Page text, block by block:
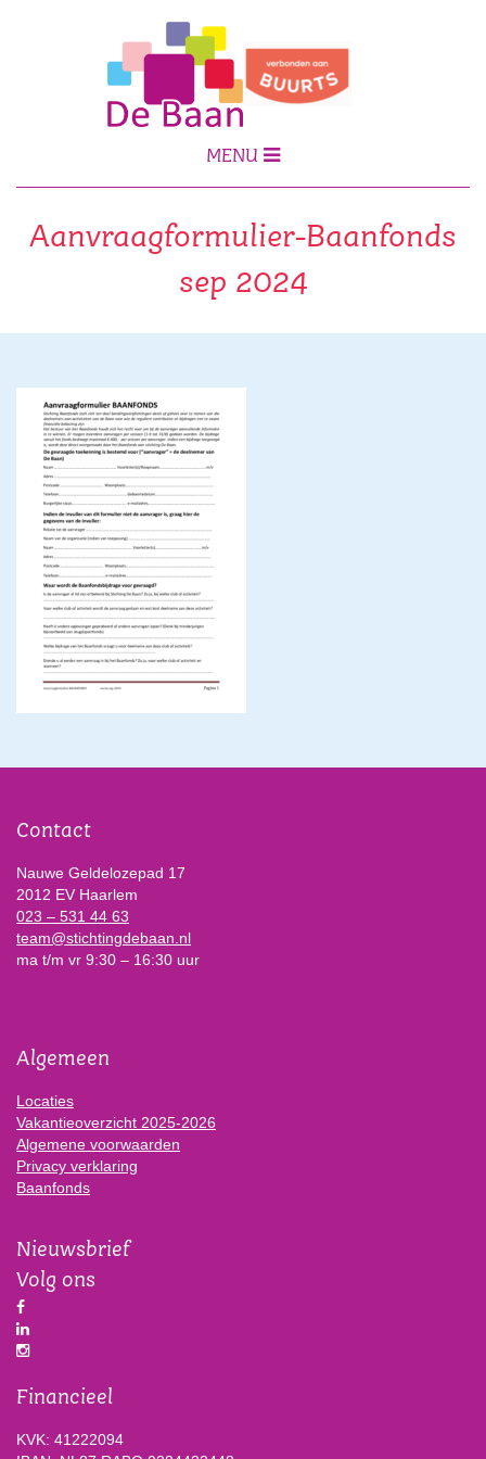
MENU
Aanvraagformulier-Baanfonds
sep 2024
Contact
Nauwe Geldelozepad 17
2012 EV Haarlem
023 – 531 44 63
team@stichtingdebaan.nl
ma t/m vr 9:30 – 16:30 uur
Algemeen
Locaties
Vakantieoverzicht 2025-2026
Algemene voorwaarden
Privacy verklaring
Baanfonds
Nieuwsbrief
Volg ons
Financieel
KVK: 41222094